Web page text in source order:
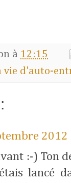
à 12:15
vie d'auto-
2012
:-) Ton
lancé